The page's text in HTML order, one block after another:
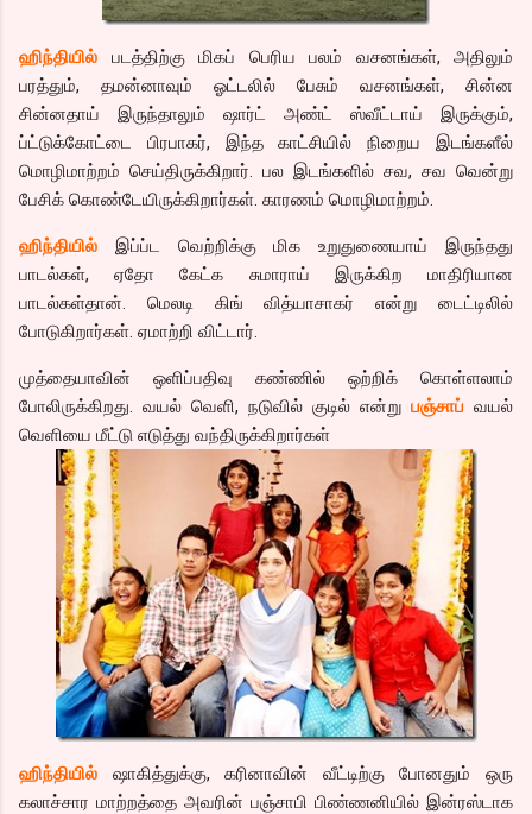
ஹிந்தியில் படத்திற்கு மிகப் பெரிய பலம் வசனங்கள், அதிலும்
பரத்தும், தமன்னாவும் ஓட்டலில் பேசும் வசனங்கள், சின்ன
சின்னதாய் இருந்தாலும் ஷார்ட் அண்ட் ஸ்வீட்டாய் இருக்கும்,
ப்ட்டுக்கோட்டை பிரபாகர், இந்த காட்சியில் நிறைய இடங்களீல்
மொழிமாற்றம் செய்திருக்கிறார். பல இடங்களில் சவ, சவ வென்று
பேசிக் கொண்டேயிருக்கிறார்கள். காரணம் மொழிமாற்றம்.
ஹிந்தியில் இப்ப்ட வெற்றிக்கு மிக உறுதுணையாய் இருந்தது
பாடல்கள், ஏதோ கேட்க சுமாராய் இருக்கிற மாதிரியான
பாடல்கள்தான். மெலடி கிங் வித்யாசாகர் என்று டைட்டிலில்
போடுகிறார்கள். ஏமாற்றி விட்டார்.
முத்தையாவின் ஒளிப்பதிவு கண்ணில் ஒற்றிக் கொள்ளலாம்
போலிருக்கிறது. வயல் வெளி, நடுவில் குடில் என்று பஞ்சாப் வயல்
வெளியை மீட்டு எடுத்து வந்திருக்கிறார்கள்
ஹிந்தியில் ஷாகித்துக்கு, கரினாவின் வீட்டிற்கு போனதும் ஒரு
கலாச்சார மாற்றத்தை அவரின் பஞ்சாபி பிண்ணனியில் இன்ரஸ்டாக